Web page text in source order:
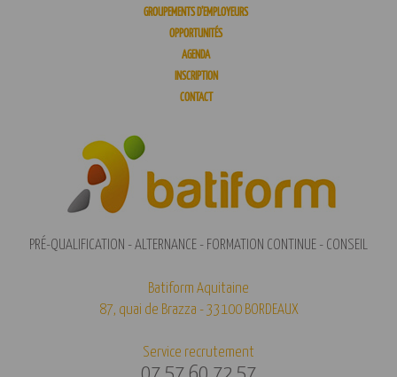
GROUPEMENTS D’EMPLOYEURS
OPPORTUNITÉS
AGENDA
INSCRIPTION
CONTACT
PRÉ-QUALIFICATION - ALTERNANCE - FORMATION CONTINUE - CONSEIL
Batiform Aquitaine
87, quai de Brazza - 33100 BORDEAUX
Service recrutement